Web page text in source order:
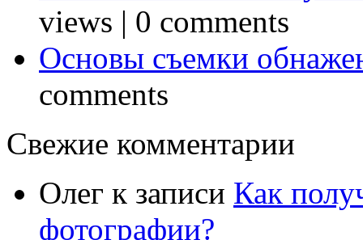
views | 0 comments
Основы съемки
comments
Свежие комментарии
Олег к записи Как
фотографии?